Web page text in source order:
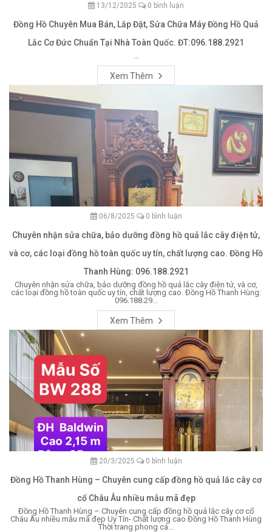
13/12/2025 0 bình luận
Đồng Hồ Chuyên Mua Bán, Lắp Đặt, Sửa Chữa Máy Đồng Hồ Quả
Lắc Cơ Đức Chuẩn Tại Nhà Toàn Quốc. ĐT:096.188.2921
Xem Thêm
06/8/2025 0 bình luận
Chuyên nhận sửa chữa, bảo dưỡng đồng hồ quả lắc cây điện tử,
và cơ, các loại đồng hồ toàn quốc uy tín, chất lượng cao. Đồng Hồ
Thanh Hùng: 096.188.2921
Chuyên nhận sửa chữa, bảo dưỡng đồng hồ quả lắc cây điện tử, và cơ,
các loại đồng hồ toàn quốc uy tín, chất lượng cao. Đồng Hồ Thanh Hùng:
096.188.29...
Xem Thêm
20/3/2025 0 bình luận
Đồng Hồ Thanh Hùng – Chuyên cung cấp đồng hồ quả lắc cây cơ
cổ Châu Âu nhiều mẫu mã đẹp
Đồng Hồ Thanh Hùng – Chuyên cung cấp đồng hồ quả lắc cây cơ cổ
Châu Âu nhiều mẫu mã đẹp Uy Tín- Chất lượng cao Đồng Hồ Thanh Hùng
Thời trang phong cá...